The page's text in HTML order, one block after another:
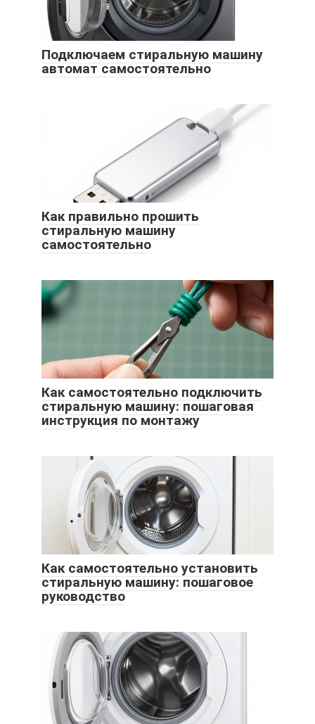
Подключаем стиральную машину
автомат самостоятельно
Как правильно прошить
стиральную машину
самостоятельно
Как самостоятельно подключить
стиральную машину: пошаговая
инструкция по монтажу
Как самостоятельно установить
стиральную машину: пошаговое
руководство